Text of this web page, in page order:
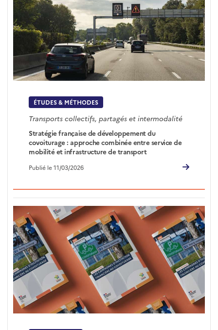
ÉTUDES & MÉTHODES
Transports collectifs, partagés et intermodalité
Stratégie française de développement du
covoiturage : approche combinée entre service de
mobilité et infrastructure de transport
Publié le 11/03/2026